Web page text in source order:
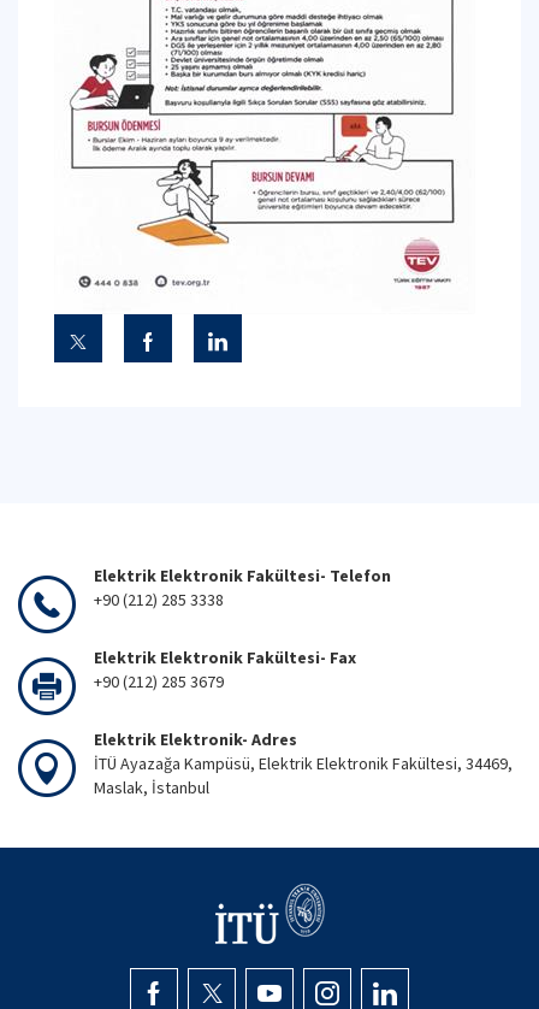
Elektrik Elektronik Fakültesi- Telefon
+90 (212) 285 3338
Elektrik Elektronik Fakültesi- Fax
+90 (212) 285 3679
Elektrik Elektronik- Adres
İTÜ Ayazağa Kampüsü, Elektrik Elektronik Fakültesi, 34469,
Maslak, İstanbul